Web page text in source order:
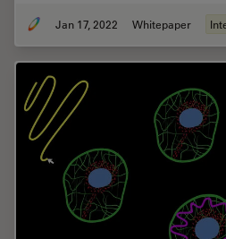
Jan 17, 2022 Whitepaper